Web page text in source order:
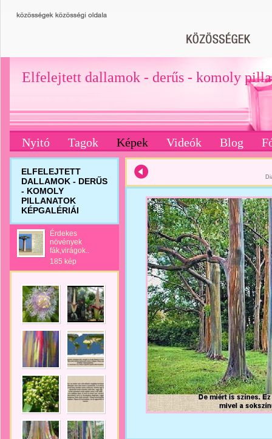
Elfelejtett dallamok - derűs - komoly
Nyitó Tagok Képek Videók Blog
ELFELEJTETT
DALLAMOK - DERŰS
- KOMOLY
PILLANATOK
KÉPGALÉRIÁI
Érdekes
növények
fák,virágok..
185 kép